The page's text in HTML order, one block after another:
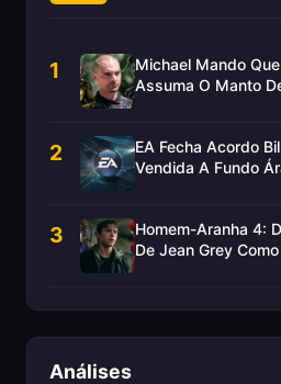
1
Michael Mando
Assuma O Manto
2
EA Fecha Acordo
Vendida A Fundo
3
Homem-Aranha 4:
De Jean Grey
Análises